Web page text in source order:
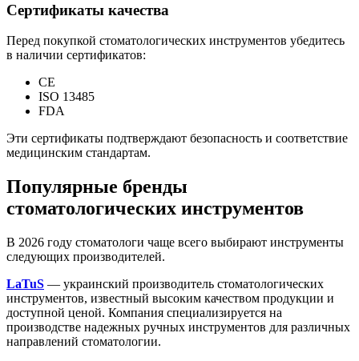
Сертификаты качества
Перед покупкой стоматологических инструментов убедитесь
в наличии сертификатов:
CE
ISO 13485
FDA
Эти сертификаты подтверждают безопасность и соответствие
медицинским стандартам.
Популярные бренды
стоматологических инструментов
В 2026 году стоматологи чаще всего выбирают инструменты
следующих производителей.
LaTuS — украинский производитель стоматологических
инструментов, известный высоким качеством продукции и
доступной ценой. Компания специализируется на
производстве надежных ручных инструментов для различных
направлений стоматологии.